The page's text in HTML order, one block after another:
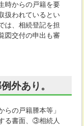
時からの戸籍を要
扱われているとい
は、相続登記を担
図交付の申出も審
外あり。
の戸籍謄本等」
る書面、③相続人